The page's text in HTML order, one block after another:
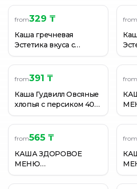
черникой 40г
г
from329 ₸
Каша гречневая
Эстетика вкуса с
говядиной и овощами
без варки 40 г
from
from391 ₸
Каша Гудвилл Овсяные
хлопья с персиком 40
гр.
from
4
from565 ₸
КАША ЗДОРОВОЕ
МЕНЮ
КУЗНЕЦОВСКАЯ КАША
5 ЗЛАКОВ С НУТОМ
from